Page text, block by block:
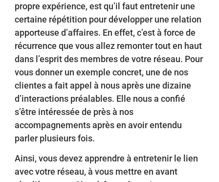
propre expérience, est qu’il faut entretenir une
certaine répétition pour développer une relation
apporteuse d’affaires. En effet, c’est à force de
récurrence que vous allez remonter tout en haut
dans l’esprit des membres de votre réseau. Pour
vous donner un exemple concret, une de nos
clientes a fait appel à nous après une dizaine
d’interactions préalables. Elle nous a confié
s’être intéressée de près à nos
accompagnements après en avoir entendu
parler plusieurs fois.
Ainsi, vous devez apprendre à entretenir le lien
avec votre réseau, à vous mettre en avant